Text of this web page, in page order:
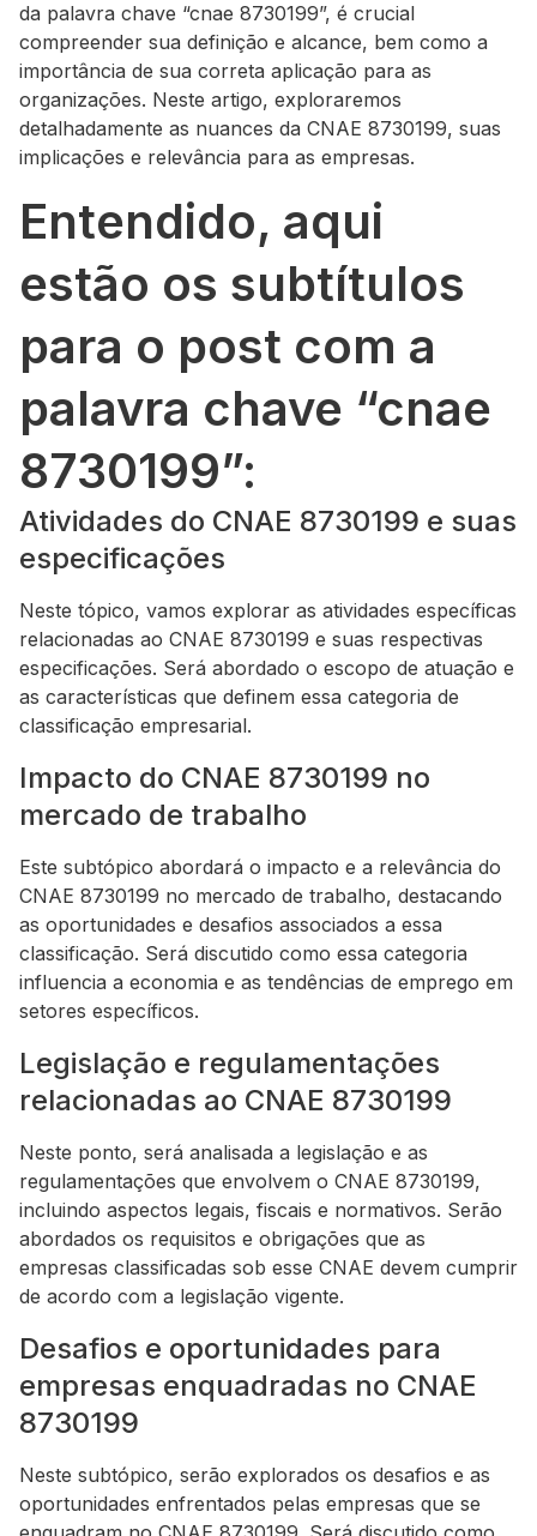
da palavra chave “cnae 8730199”, é crucial
compreender sua definição e alcance, bem como a
importância de sua correta aplicação para as
organizações. Neste artigo, exploraremos
detalhadamente as nuances da CNAE 8730199, suas
implicações e relevância para as empresas.
Entendido, aqui
estão os subtítulos
para o post com a
palavra chave “cnae
8730199”:
Atividades do CNAE 8730199 e suas
especificações
Neste tópico, vamos explorar as atividades específicas
relacionadas ao CNAE 8730199 e suas respectivas
especificações. Será abordado o escopo de atuação e
as características que definem essa categoria de
classificação empresarial.
Impacto do CNAE 8730199 no
mercado de trabalho
Este subtópico abordará o impacto e a relevância do
CNAE 8730199 no mercado de trabalho, destacando
as oportunidades e desafios associados a essa
classificação. Será discutido como essa categoria
influencia a economia e as tendências de emprego em
setores específicos.
Legislação e regulamentações
relacionadas ao CNAE 8730199
Neste ponto, será analisada a legislação e as
regulamentações que envolvem o CNAE 8730199,
incluindo aspectos legais, fiscais e normativos. Serão
abordados os requisitos e obrigações que as
empresas classificadas sob esse CNAE devem cumprir
de acordo com a legislação vigente.
Desafios e oportunidades para
empresas enquadradas no CNAE
8730199
Neste subtópico, serão explorados os desafios e as
oportunidades enfrentados pelas empresas que se